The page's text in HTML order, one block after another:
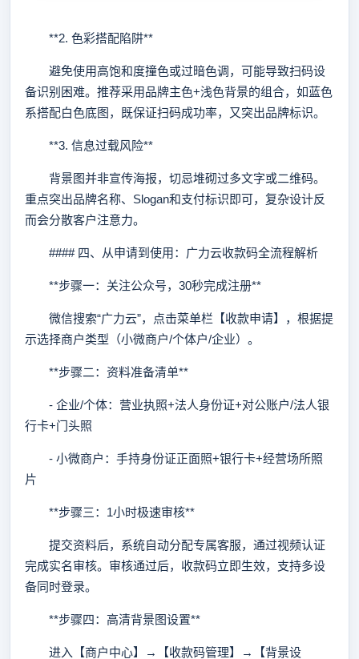
**2. 色彩搭配陷阱**
避免使用高饱和度撞色或过暗色调，可能导致扫码设
备识别困难。推荐采用品牌主色+浅色背景的组合，如蓝色
系搭配白色底图，既保证扫码成功率，又突出品牌标识。
**3. 信息过载风险**
背景图并非宣传海报，切忌堆砌过多文字或二维码。
重点突出品牌名称、Slogan和支付标识即可，复杂设计反
而会分散客户注意力。
#### 四、从申请到使用：广力云收款码全流程解析
**步骤一：关注公众号，30秒完成注册**
微信搜索“广力云”，点击菜单栏【收款申请】，根据提
示选择商户类型（小微商户/个体户/企业）。
**步骤二：资料准备清单**
- 企业/个体：营业执照+法人身份证+对公账户/法人银
行卡+门头照
- 小微商户：手持身份证正面照+银行卡+经营场所照
片
**步骤三：1小时极速审核**
提交资料后，系统自动分配专属客服，通过视频认证
完成实名审核。审核通过后，收款码立即生效，支持多设
备同时登录。
**步骤四：高清背景图设置**
进入【商户中心】→【收款码管理】→【背景设